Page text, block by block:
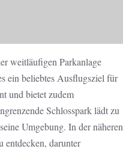
weitläufigen Parkanlage
ein beliebtes Ausflugsziel für
und bietet zudem
Schlosspark lädt zu
Umgebung. In der näheren
entdecken, darunter